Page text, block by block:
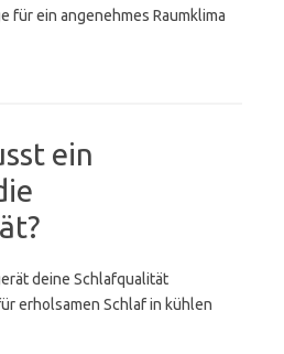
für ein angenehmes Raumklima
ein
deine Schlafqualität
erholsamen Schlaf in kühlen